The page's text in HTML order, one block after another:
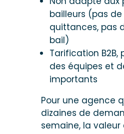
bailleurs (pas
quittances, pas
bail)
Tarification B2B,
des équipes et
importants
Pour une agence
dizaines de
semaine, la valeur